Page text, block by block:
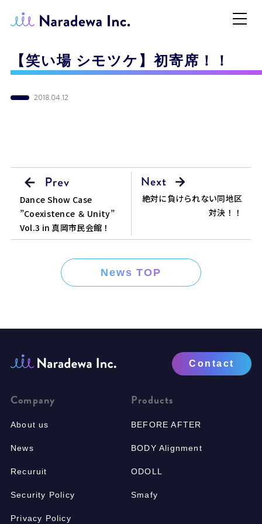
【笑い場 シモツケ】初寄席！！
2018.04.12
Dance Show Case
”Coexistence ＆ Unity”
Vol.3 in 真岡市民会館！
絶対に負けられない同地区
対決！！
News TOP
Contact
Company
About us
News
Recuruit
Security Policy
Privacy Policy
Products
BEFORE AFTER
BODY Alignment
ODOLL
Smafy